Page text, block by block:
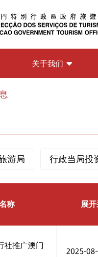
关于我们
游局 行政当局投
称 展
社推广澳门
2025-